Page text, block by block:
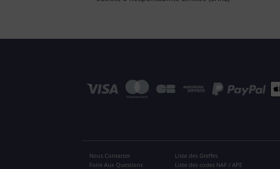
Nous Contacter
Foire Aux Questions
Liste des Greffes
Liste des codes NAF / APE